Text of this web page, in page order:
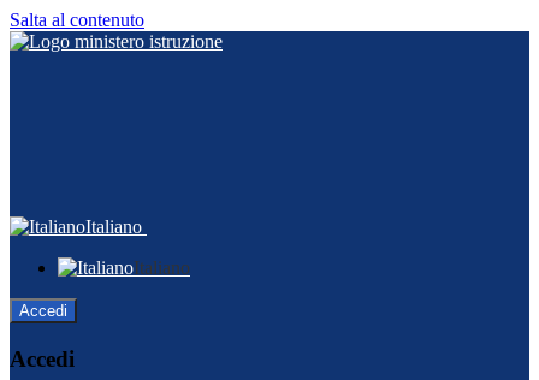
Salta al contenuto
Italiano
Italiano
Accedi
Accedi